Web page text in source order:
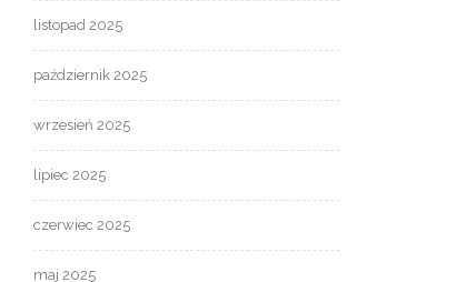
listopad 2025
październik 2025
wrzesień 2025
lipiec 2025
czerwiec 2025
maj 2025